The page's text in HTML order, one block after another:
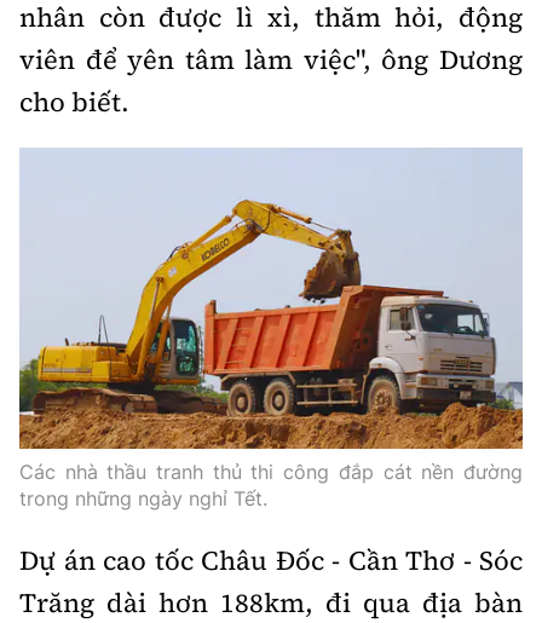
nhân còn được lì xì, thăm hỏi, động
viên để yên tâm làm việc", ông Dương
cho biết.
Các nhà thầu tranh thủ thi công đắp cát nền đường
trong những ngày nghỉ Tết.
Dự án cao tốc Châu Đốc - Cần Thơ -Sóc
Trăng dài hơn 188km, đi qua địa bàn